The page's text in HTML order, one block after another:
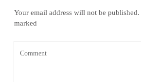
Your email address will not be published.
marked